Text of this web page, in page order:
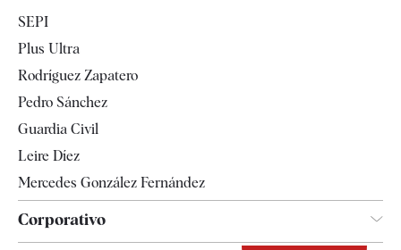
Televisión
SEPI
Plus Ultra
Rodríguez Zapatero
Pedro Sánchez
Guardia Civil
Leire Díez
Mercedes González Fernández
Corporativo